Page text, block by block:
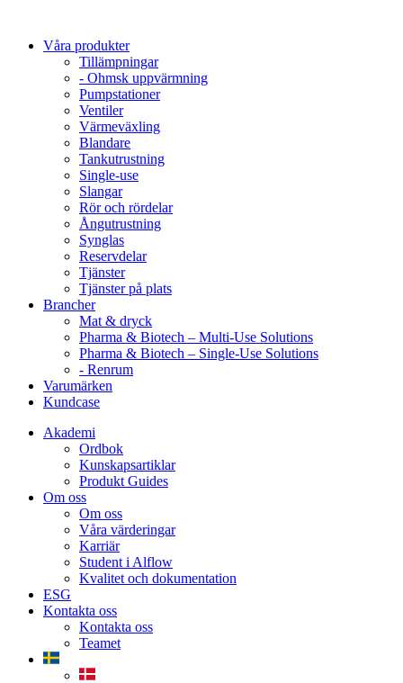
Våra produkter
Tillämpningar
- Ohmsk uppvärmning
Pumpstationer
Ventiler
Värmeväxling
Blandare
Tankutrustning
Single-use
Slangar
Rör och rördelar
Ångutrustning
Synglas
Reservdelar
Tjänster
Tjänster på plats
Brancher
Mat & dryck
Pharma & Biotech – Multi-Use Solutions
Pharma & Biotech – Single-Use Solutions
- Renrum
Varumärken
Kundcase
Akademi
Ordbok
Kunskapsartiklar
Produkt Guides
Om oss
Om oss
Våra värderingar
Karriär
Student i Alflow
Kvalitet och dokumentation
ESG
Kontakta oss
Kontakta oss
Teamet